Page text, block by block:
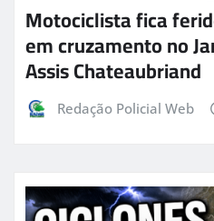
Motociclista fica
em cruzamento no
Assis Chateaubriand
Redação Policial Web